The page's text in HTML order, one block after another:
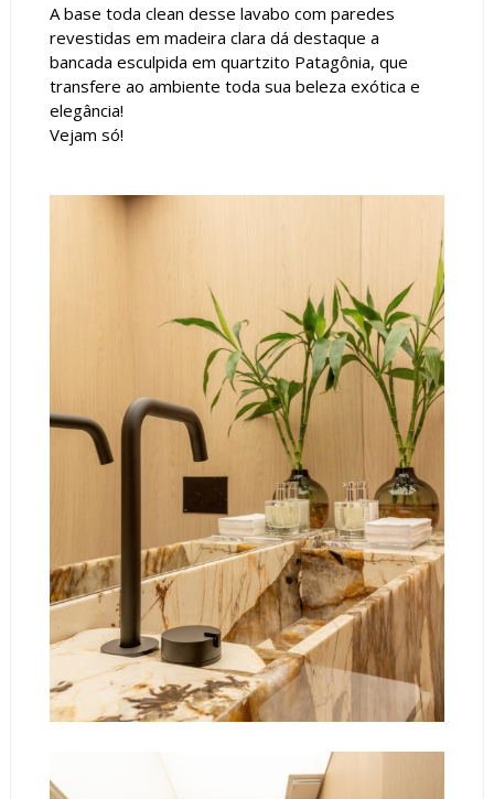
A base toda clean desse lavabo com paredes
revestidas em madeira clara dá destaque a
bancada esculpida em quartzito Patagônia, que
transfere ao ambiente toda sua beleza exótica e
elegância!
Vejam só!